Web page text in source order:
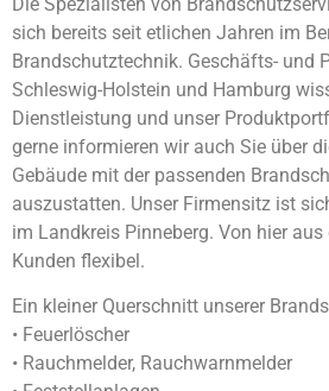
sich bereits seit etlichen Jahren im
Brandschutztechnik. Geschäfts- und
Schleswig-Holstein und Hamburg
Dienstleistung und unser
gerne informieren wir auch Sie über
Gebäude mit der passenden
auszustatten. Unser Firmensitz ist
im Landkreis Pinneberg. Von hier
Kunden flexibel.
Ein kleiner Querschnitt unserer
• Feuerlöscher
• Rauchmelder, Rauchwarnmelder